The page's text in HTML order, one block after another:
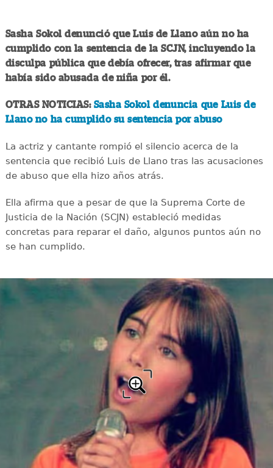
Sasha Sokol denunció que Luis de Llano aún no ha
cumplido con la sentencia de la SCJN, incluyendo la
disculpa pública que debía ofrecer, tras afirmar que
había sido abusada de niña por él.
OTRAS NOTICIAS: Sasha Sokol denuncia que Luis de
Llano no ha cumplido su sentencia por abuso
La actriz y cantante rompió el silencio acerca de la
sentencia que recibió Luis de Llano tras las acusaciones
de abuso que ella hizo años atrás.
Ella afirma que a pesar de que la Suprema Corte de
Justicia de la Nación (SCJN) estableció medidas
concretas para reparar el daño, algunos puntos aún no
se han cumplido.